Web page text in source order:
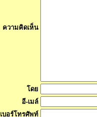
ความคิดเห็น
โดย
อี-เมล์
เบอร์โทรศัพท์